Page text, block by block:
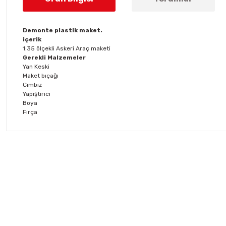
Demonte plastik maket.
içerik
1:35 ölçekli Askeri Araç maketi
Gerekli Malzemeler
Yan Keski
Maket bıçağı
Cımbız
Yapıştırıcı
Boya
Fırça